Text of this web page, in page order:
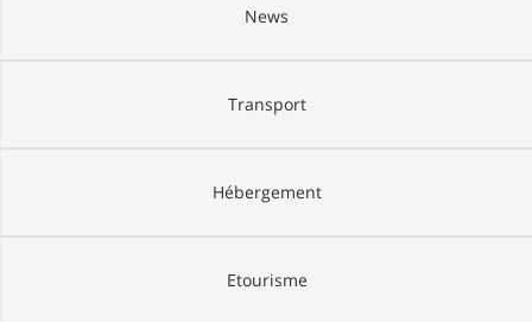
News
Transport
Hébergement
Etourisme